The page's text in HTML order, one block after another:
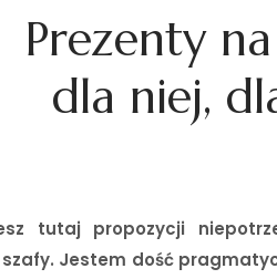
Prezenty
dla niej,
tutaj propozycji
Jestem dość